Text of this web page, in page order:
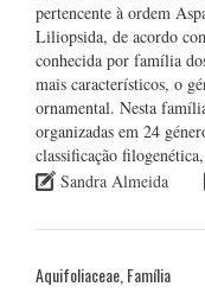
pertencente à ordem
Liliopsida, de acordo
conhecida por família
mais característicos, o
ornamental. Nesta
organizadas em 24
classificação
Sandra Almeida
Aquifoliaceae, Família